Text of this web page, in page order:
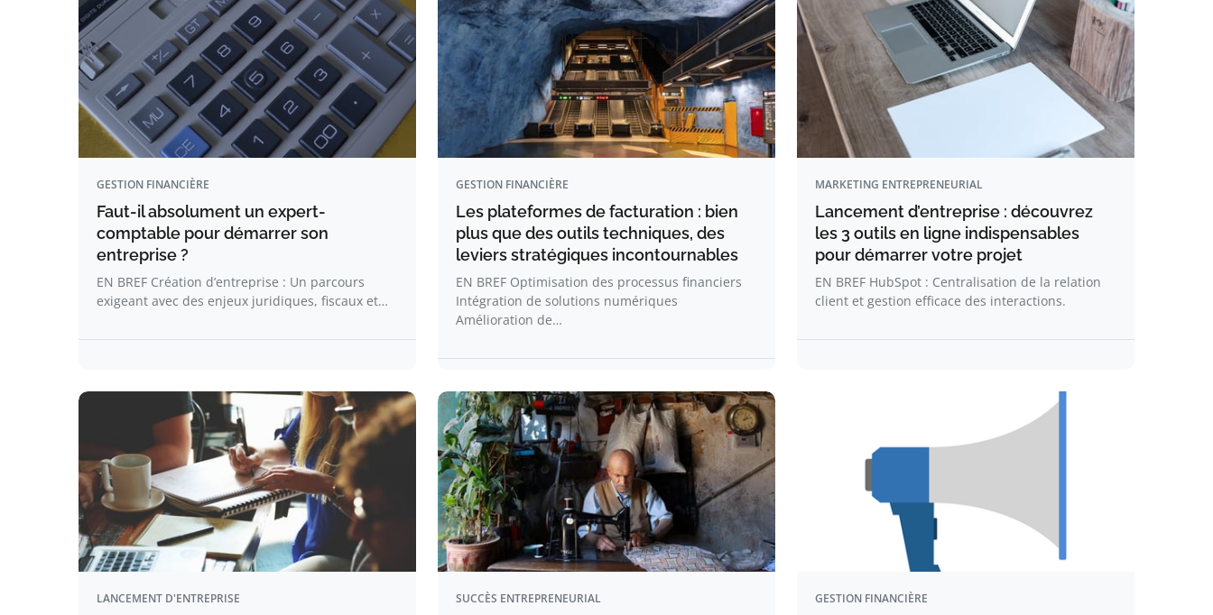
GESTION FINANCIÈRE
Faut-il absolument un expert-
comptable pour démarrer son
entreprise ?
EN BREF Création d’entreprise : Un parcours
exigeant avec des enjeux juridiques, fiscaux et…
GESTION FINANCIÈRE
Les plateformes de facturation : bien
plus que des outils techniques, des
leviers stratégiques incontournables
EN BREF Optimisation des processus financiers
Intégration de solutions numériques
Amélioration de…
MARKETING ENTREPRENEURIAL
Lancement d’entreprise : découvrez
les 3 outils en ligne indispensables
pour démarrer votre projet
EN BREF HubSpot : Centralisation de la relation
client et gestion efficace des interactions.
LANCEMENT D'ENTREPRISE SUCCÈS ENTREPRENEURIAL GESTION FINANCIÈRE